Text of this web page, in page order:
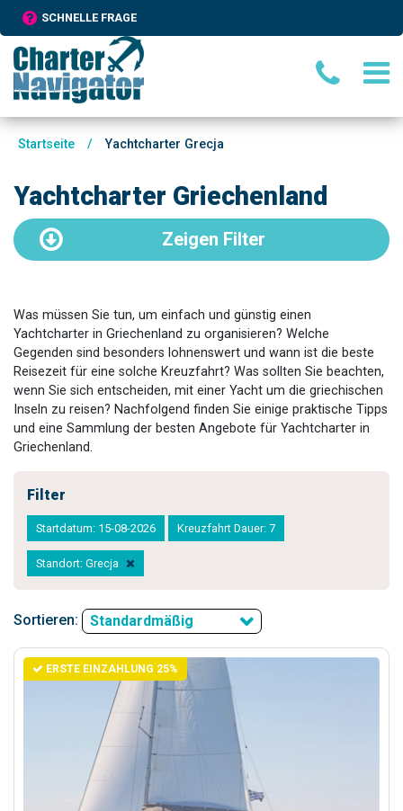
SCHNELLE FRAGE
Startseite / Yachtcharter Grecja
Yachtcharter Griechenland
Zeigen Filter
Was müssen Sie tun, um einfach und günstig einen
Yachtcharter in Griechenland zu organisieren? Welche
Gegenden sind besonders lohnenswert und wann ist die beste
Reisezeit für eine solche Kreuzfahrt? Was sollten Sie beachten,
wenn Sie sich entscheiden, mit einer Yacht um die griechischen
Inseln zu reisen? Nachfolgend finden Sie einige praktische Tipps
und eine Sammlung der besten Angebote für Yachtcharter in
Griechenland.
Filter
Startdatum: 15-08-2026 Kreuzfahrt Dauer: 7
Standort: Grecja
Sortieren: Standardmäßig
ERSTE EINZAHLUNG 25%